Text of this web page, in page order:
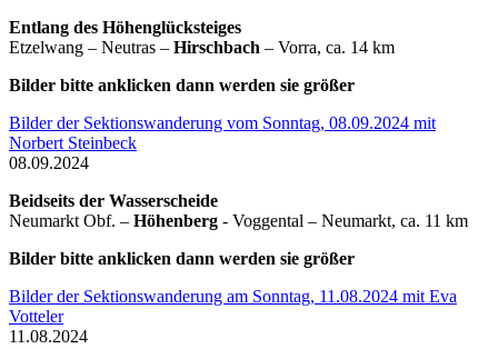
Entlang des Höhenglücksteiges
Etzelwang – Neutras – Hirschbach – Vorra, ca. 14 km
Bilder bitte anklicken dann werden sie größer
Bilder der Sektionswanderung vom Sonntag, 08.09.2024 mit
Norbert Steinbeck
08.09.2024
Beidseits der Wasserscheide
Neumarkt Obf. – Höhenberg - Voggental – Neumarkt, ca. 11 km
Bilder bitte anklicken dann werden sie größer
Bilder der Sektionswanderung am Sonntag, 11.08.2024 mit Eva
Votteler
11.08.2024